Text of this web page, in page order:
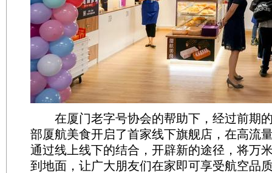
在厦门老字号协会的帮助下，经过前期
部厦航美食开启了首家线下旗舰店，在高流
通过线上线下的结合，开辟新的途径，将万
到地面，让广大朋友们在家即可享受航空品